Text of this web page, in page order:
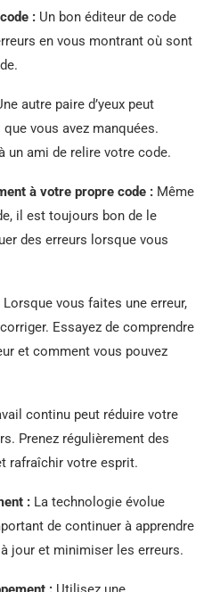
: Un bon éditeur de code
en vous montrant où sont
autre paire d’yeux peut
vous avez manquées.
un ami de relire votre code.
à votre propre code : Même
il est toujours bon de le
des erreurs lorsque vous
Lorsque vous faites une erreur,
Essayez de comprendre
et comment vous pouvez
continu peut réduire votre
Prenez régulièrement des
rafraîchir votre esprit.
: La technologie évolue
de continuer à apprendre
jour et minimiser les erreurs.